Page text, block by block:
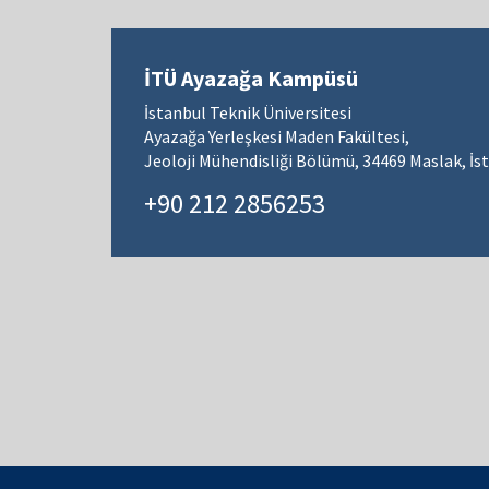
İTÜ Ayazağa Kampüsü
İstanbul Teknik Üniversitesi
Ayazağa Yerleşkesi Maden Fakültesi,
Jeoloji Mühendisliği Bölümü, 34469 Maslak,
+90 212 2856253